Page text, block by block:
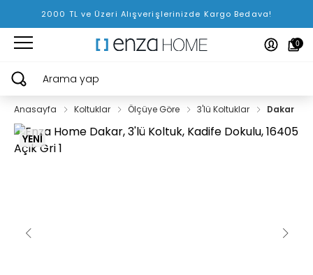
2000 TL ve Üzeri Alışverişlerinizde Kargo Bedava!
0
Arama yap
Anasayfa Koltuklar Ölçüye Göre 3'lü Koltuklar Dakar
YENİ